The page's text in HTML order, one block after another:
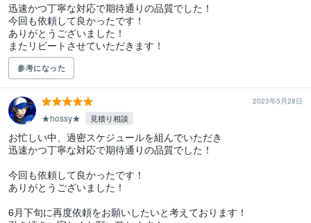
迅速かつ丁寧な対応で期待通りの品質でした！
今回も依頼して良かったです！
ありがとうございました！
またリピートさせていただきます！
参考になった
2023年5月28日
★hossy★ 見積り相談
お忙しい中、過密スケジュールを組んでいただき
迅速かつ丁寧な対応で期待通りの品質でした！
今回も依頼して良かったです！
ありがとうございました！
6月下旬に再度依頼をお願いしたいと考えております！